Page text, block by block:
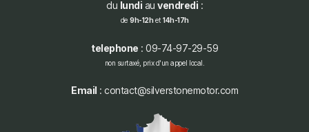
du lundi au vendredi :
de 9h-12het 14h-17h
telephone : 09-74-97-29-59
non surtaxé, prix d'un appel local.
Email : contact@silverstonemotor.com